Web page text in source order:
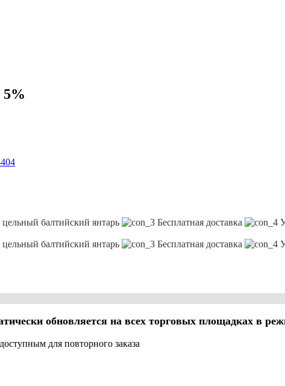
5%
цельный балтийский янтарь Бесплатная доставка
цельный балтийский янтарь Бесплатная доставка
обновляется на всех торговых площадках в
для повторного заказа